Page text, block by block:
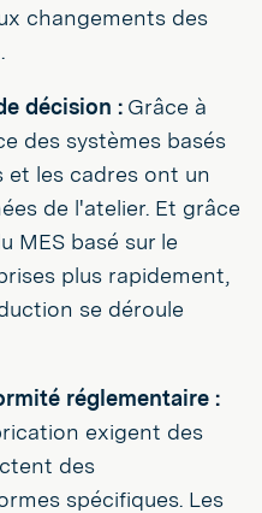
changements des
décision : Grâce à
des systèmes basés
et les cadres ont un
de l'atelier. Et grâce
MES basé sur le
plus rapidement,
se déroule
réglementaire :
exigent des
des
spécifiques. Les